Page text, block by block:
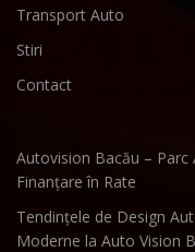
Transport Auto
Stiri
Contact
Autovision Bacău – Parc
Finanțare în Rate
Tendințele de Design
Moderne la Auto Vision